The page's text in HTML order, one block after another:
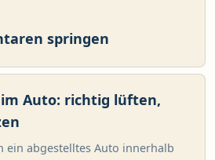
springen
Auto: richtig lüften,
ein abgestelltes Auto innerhalb